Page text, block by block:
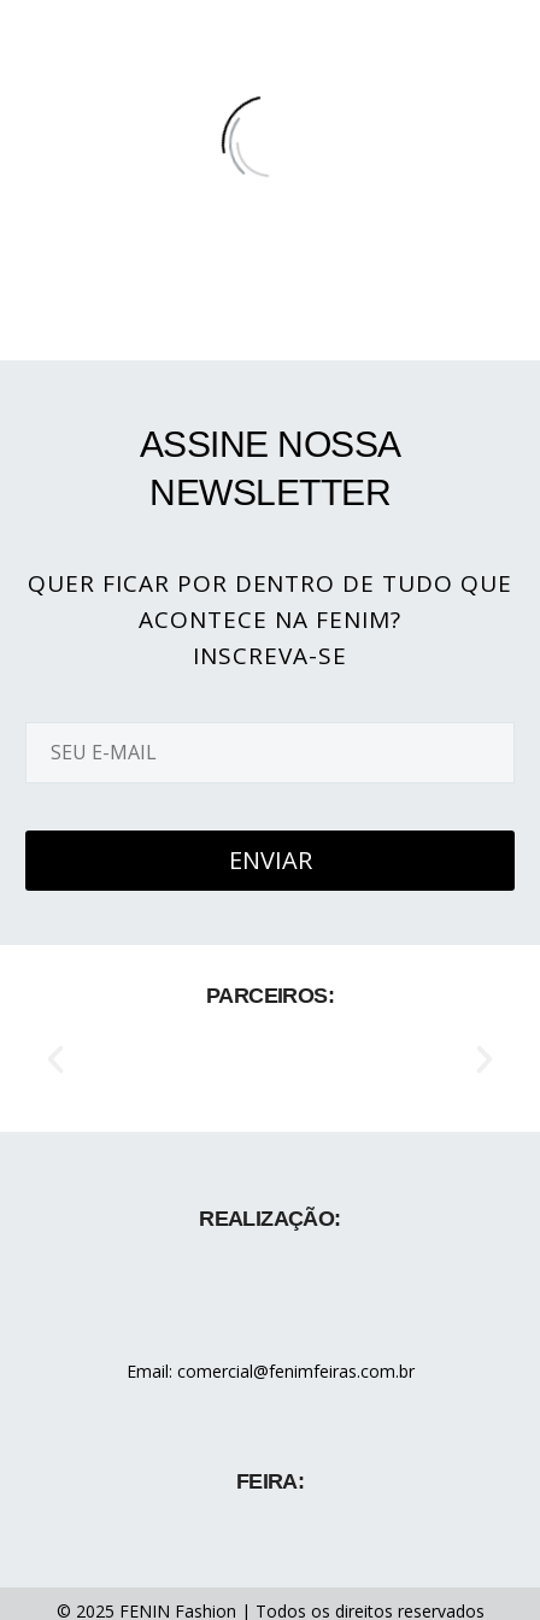
ASSINE NOSSA
NEWSLETTER
QUER FICAR POR DENTRO DE TUDO QUE
ACONTECE NA FENIM?
INSCREVA-SE
PARCEIROS:
REALIZAÇÃO:
Email: comercial@fenimfeiras.com.br
FEIRA:
© 2025 FENIN Fashion | Todos os direitos reservados